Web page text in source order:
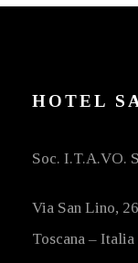
HOTEL
Soc. I.T.A.VO.
Via San Lino,
Toscana – Italia